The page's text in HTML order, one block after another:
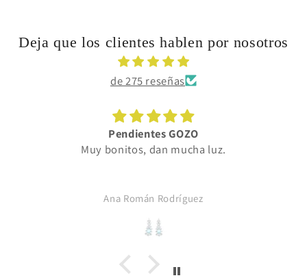
Deja que los clientes hablen por nosotros
de 275 reseñas
Pendientes GOZO
Muy bonitos, dan mucha luz.
Ana Román Rodríguez